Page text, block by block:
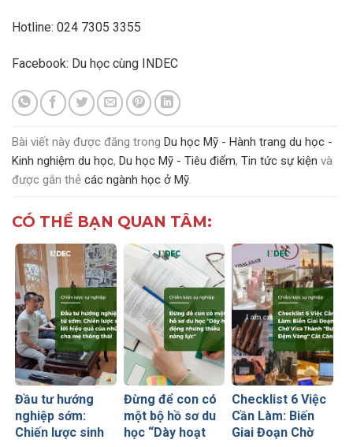
Hotline: 024 7305 3355
Facebook: Du học cùng INDEC
Bài viết này được đăng trong Du học Mỹ - Hành trang du học -
Kinh nghiệm du học, Du học Mỹ - Tiêu điểm, Tin tức sự kiện và
được gắn thẻ các ngành học ở Mỹ.
CÓ THỂ BẠN QUAN TÂM:
Đầu tư hướng
nghiệp sớm:
Chiến lược sinh
Đừng để con có
một bộ hồ sơ du
học “Dày hoạt
Checklist 6 Việc
Cần Làm: Biến
Giai Đoạn Chờ